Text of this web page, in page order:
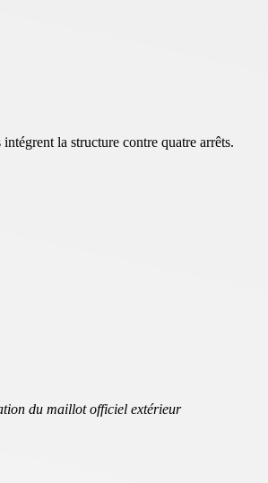
la structure contre quatre arrêts.
du maillot officiel extérieur